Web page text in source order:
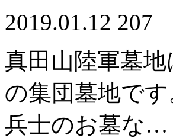
2019.01.12 207
真田山陸軍墓
の集団墓地で
兵士のお墓な…